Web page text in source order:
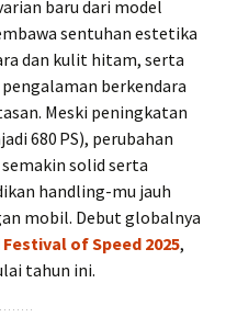
baru dari model
sentuhan estetika
dan kulit hitam, serta
berkendara
Meski peningkatan
680 PS), perubahan
solid serta
handling-mu jauh
mobil. Debut globalnya
of Speed 2025,
tahun ini.